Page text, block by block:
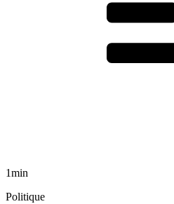
1min
Politique